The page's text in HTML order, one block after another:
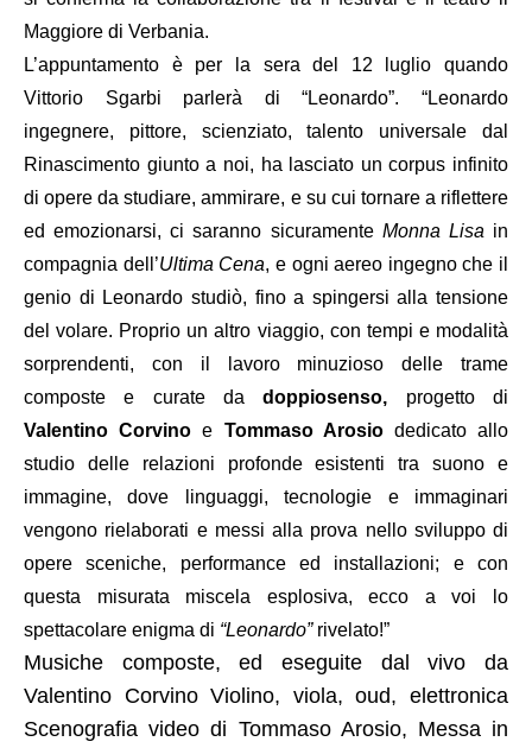
Maggiore di Verbania.
L’appuntamento è per la sera del 12 luglio quando
Vittorio Sgarbi parlerà di “Leonardo”. “Leonardo
ingegnere, pittore, scienziato, talento universale dal
Rinascimento giunto a noi, ha lasciato un corpus infinito
di opere da studiare, ammirare, e su cui tornare a riflettere
ed emozionarsi, ci saranno sicuramente Monna Lisa in
compagnia dell’Ultima Cena, e ogni aereo ingegno che il
genio di Leonardo studiò, fino a spingersi alla tensione
del volare. Proprio un altro viaggio, con tempi e modalità
sorprendenti, con il lavoro minuzioso delle trame
composte e curate dadoppiosenso, progetto di
Valentino Corvinoe Tommaso Arosio dedicato allo
studio delle relazioni profonde esistenti tra suono e
immagine, dove linguaggi, tecnologie e immaginari
vengono rielaborati e messi alla prova nello sviluppo di
opere sceniche, performance ed installazioni; e con
questa misurata miscela esplosiva, ecco a voi lo
spettacolare enigma di “Leonardo” rivelato!”
Musiche composte, ed eseguite dal vivo da
Valentino Corvino Violino, viola, oud, elettronica
Scenografia video di Tommaso Arosio, Messa in